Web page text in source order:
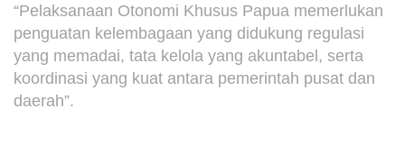
“Pelaksanaan Otonomi Khusus Papua memerlukan
penguatan kelembagaan yang didukung regulasi
yang memadai, tata kelola yang akuntabel, serta
koordinasi yang kuat antara pemerintah pusat dan
daerah”.